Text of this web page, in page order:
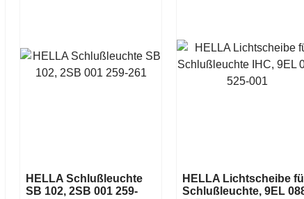
HELLA Schlußleuchte
SB 102, 2SB 001 259-
HELLA Lichtscheibe
Schlußleuchte, 9EL